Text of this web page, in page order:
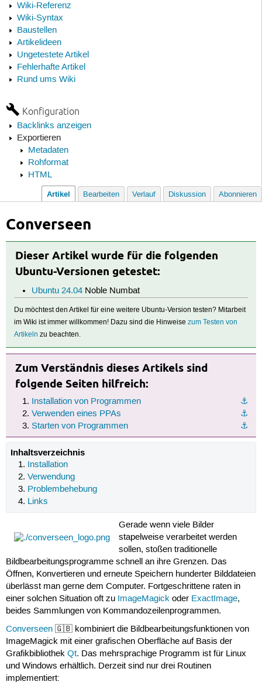
Wiki-Referenz
Wiki-Syntax
Baustellen
Artikelideen
Ungetestete Artikel
Fehlerhafte Artikel
Rund ums Wiki
Konfiguration
Backlinks anzeigen
Exportieren
Metadaten
Rohformat
HTML
Artikel Bearbeiten Verlauf Diskussion Abonnieren
Converseen
Dieser Artikel wurde für die folgenden
Ubuntu-Versionen getestet:
Ubuntu 24.04Noble Numbat
Du möchtest den Artikel für eine weitere Ubuntu-Version testen? Mitarbeit
im Wiki ist immer willkommen! Dazu sind die Hinweisezum Testen von
Artikeln zu beachten.
Zum Verständnis dieses Artikels sind
folgende Seiten hilfreich:
⚓︎
Installation von Programmen
⚓︎
Verwenden eines PPAs
⚓︎
Starten von Programmen
Inhaltsverzeichnis
Installation
Verwendung
Problembehebung
Links
Gerade wenn viele Bilder
stapelweise verarbeitet werden
sollen, stoßen traditionelle
Bildbearbeitungsprogramme schnell an ihre Grenzen. Das
Öffnen, Konvertieren und erneute Speichern hunderter Bilddateien
überlässt man gerne dem Computer. Fortgeschrittene raten in
einer solchen Situation oft zu ImageMagickoder ExactImage,
beides Sammlungen von Kommandozeilenprogrammen.
Converseen🇬🇧 kombiniert die Bildbearbeitungsfunktionen von
ImageMagick mit einer grafischen Oberfläche auf Basis der
Grafikbibliothek Qt. Das mehrsprachige Programm ist für Linux
und Windows erhältlich. Derzeit sind nur drei Routinen
implementiert: